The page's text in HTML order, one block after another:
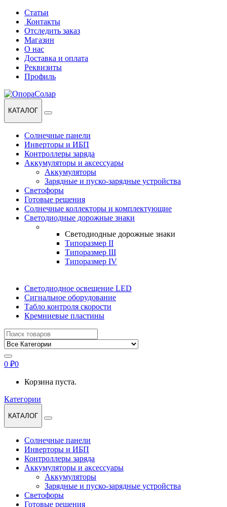
Перейти
навигации
Перейти
содержанию
Статьи
Контакты
Отследить заказ
Магазин
О нас
Доставка и оплата
Реквизиты
Профиль
КАТАЛОГ
Солнечные панели
Инверторы и ИБП
Контроллеры заряда
Аккумуляторы и аксессуары
Аккумуляторы
Зарядные и пуско-зарядные устройства
Светофоры
Готовые решения
Солнечные коллекторы и комплектующие
Светодиодные дорожные знаки
Светодиодные дорожные знаки
Типоразмер II
Типоразмер III
Типоразмер IV
Светодиодное освещение LED
Сигнальное оборудование
Табло контроля скорости
Кремниевые пластины
Найти:
0 ₽0
Корзина пуста.
Категории
КАТАЛОГ
Солнечные панели
Инверторы и ИБП
Контроллеры заряда
Аккумуляторы и аксессуары
Аккумуляторы
Зарядные и пуско-зарядные устройства
Светофоры
Готовые решения